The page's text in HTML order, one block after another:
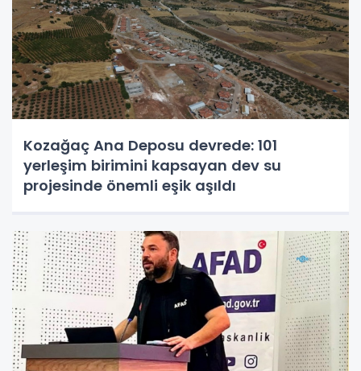
Kozağaç Ana Deposu devrede: 101
yerleşim birimini kapsayan dev su
projesinde önemli eşik aşıldı